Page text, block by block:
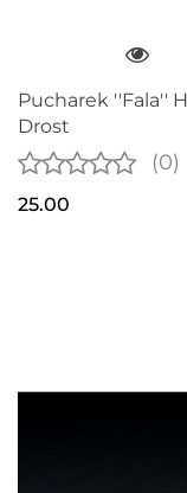
Pucharek ''Fala''
Drost
(0)
25.00